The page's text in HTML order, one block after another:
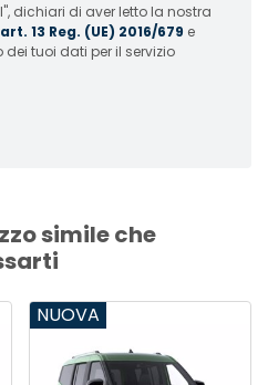
dichiari di aver letto la nostra
13 Reg. (UE) 2016/679 e
tuoi dati per il servizio
simile che
NUOVA